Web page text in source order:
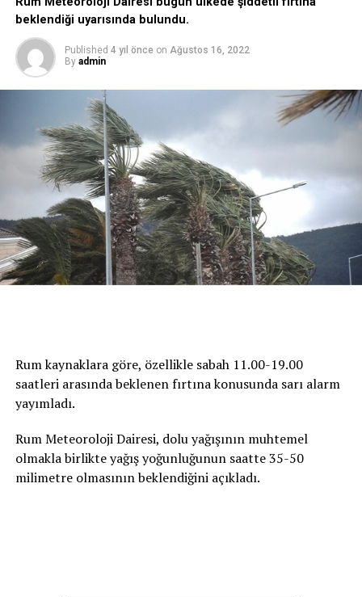
beklendiği uyarısında bulundu.
Published 4 yıl önce on Ağustos 16, 2022
By admin
Rum kaynaklara göre, özellikle sabah 11.00-19.00
saatleri arasında beklenen fırtına konusunda sarı alarm
yayımladı.
Rum Meteoroloji Dairesi, dolu yağışının muhtemel
olmakla birlikte yağış yoğunluğunun saatte 35-50
milimetre olmasının beklendiğini açıkladı.